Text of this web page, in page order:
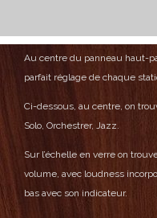
Au centre du panneau haut-
parfait réglage de chaque
Ci-dessous, au centre, on
Solo, Orchestrer, Jazz.
Sur l’échelle en verre on
volume, avec loudness
bas avec son indicateur.